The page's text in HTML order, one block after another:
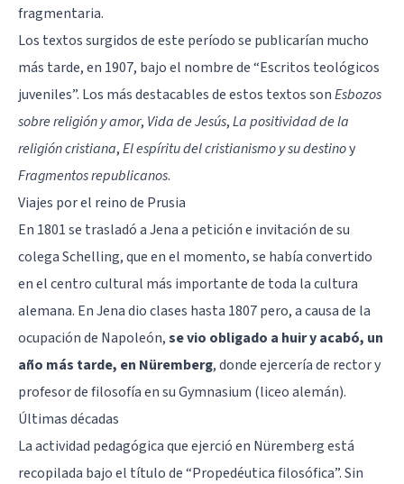
fragmentaria.
Los textos surgidos de este período se publicarían mucho
más tarde, en 1907, bajo el nombre de “Escritos teológicos
juveniles”. Los más destacables de estos textos sonEsbozos
sobre religión y amor, Vida de Jesús,La positividad de la
religión cristiana,El espíritu del cristianismo y su destinoy
Fragmentos republicanos.
Viajes por el reino de Prusia
En 1801 se trasladó a Jena a petición e invitación de su
colega Schelling, que en el momento, se había convertido
en el centro cultural más importante de toda la cultura
alemana. En Jena dio clases hasta 1807 pero, a causa de la
ocupación de Napoleón,se vio obligado a huir y acabó, un
año más tarde, en Nüremberg, donde ejercería de rector y
profesor de filosofía en su Gymnasium (liceo alemán).
Últimas décadas
La actividad pedagógica que ejerció en Nüremberg está
recopilada bajo el título de “Propedéutica filosófica”. Sin